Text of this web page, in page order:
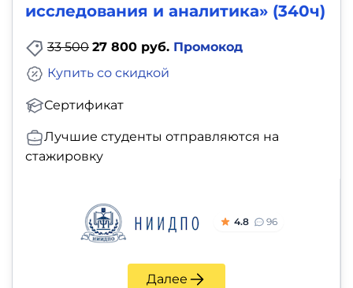
исследования и аналитика» (340ч)
33 500 27 800 руб. Промокод
Сертификат
Купить со скидкой
Лучшие студенты отправляются на
стажировку
4.8 96
Далее